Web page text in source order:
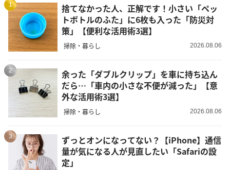
1
捨てなかった人、正解です！小さい「ペッ
トボトルのふた」に6枚も入った「防災対
策」【便利な活用術3選】
掃除・暮らし 2026.08.06
2
余った「ダブルクリップ」を車に持ち込ん
だら…「車内の小さな不便が減った」【意
外な活用術3選】
掃除・暮らし 2026.08.06
3
ずっとオンになってない？【iPhone】通信
量が気になる人が見直したい「Safariの設
定」